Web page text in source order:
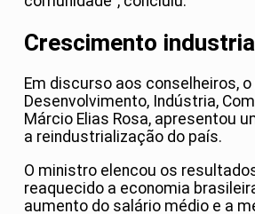
Crescimento
Em discurso aos conselheiros,
Desenvolvimento, Indústria,
Márcio Elias Rosa, apresentou
a reindustrialização do país.
O ministro elencou os
reaquecido a economia
aumento do salário médio e a